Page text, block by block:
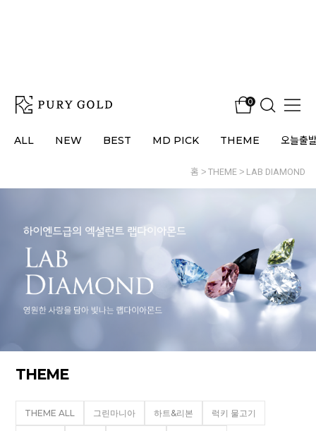
0
ALL NEW BEST MD PICK THEME 오늘출
홈 THEME LAB DIAMOND
THEME
THEME ALL 그린마니아 하트&리본 럭키 물고기